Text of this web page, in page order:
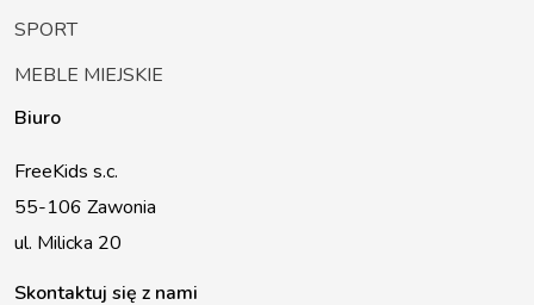
SPORT
MEBLE MIEJSKIE
Biuro
FreeKids s.c.
55-106 Zawonia
ul. Milicka 20
Skontaktuj się z nami